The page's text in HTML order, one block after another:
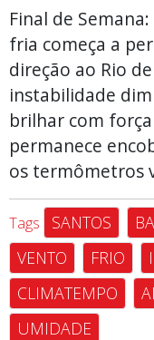
Final de
fria começa a
direção ao Rio
instabilidade
brilhar com
permanece
os termômetros
Tags SANTOS
VENTO
FRIO
CLIMATEMPO
UMIDADE